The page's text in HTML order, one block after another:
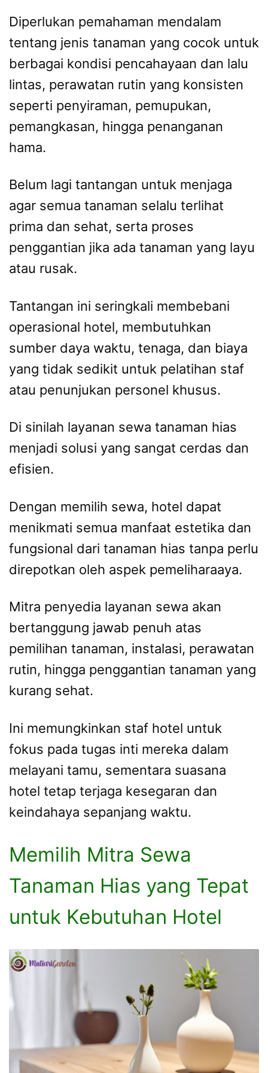
Diperlukan pemahaman mendalam
tentang jenis tanaman yang cocok untuk
berbagai kondisi pencahayaan dan lalu
lintas, perawatan rutin yang konsisten
seperti penyiraman, pemupukan,
pemangkasan, hingga penanganan
hama.
Belum lagi tantangan untuk menjaga
agar semua tanaman selalu terlihat
prima dan sehat, serta proses
penggantian jika ada tanaman yang layu
atau rusak.
Tantangan ini seringkali membebani
operasional hotel, membutuhkan
sumber daya waktu, tenaga, dan biaya
yang tidak sedikit untuk pelatihan staf
atau penunjukan personel khusus.
Di sinilah layanan sewa tanaman hias
menjadi solusi yang sangat cerdas dan
efisien.
Dengan memilih sewa, hotel dapat
menikmati semua manfaat estetika dan
fungsional dari tanaman hias tanpa perlu
direpotkan oleh aspek pemeliharaaya.
Mitra penyedia layanan sewa akan
bertanggung jawab penuh atas
pemilihan tanaman, instalasi, perawatan
rutin, hingga penggantian tanaman yang
kurang sehat.
Ini memungkinkan staf hotel untuk
fokus pada tugas inti mereka dalam
melayani tamu, sementara suasana
hotel tetap terjaga kesegaran dan
keindahaya sepanjang waktu.
Memilih Mitra Sewa
Tanaman Hias yang Tepat
untuk Kebutuhan Hotel